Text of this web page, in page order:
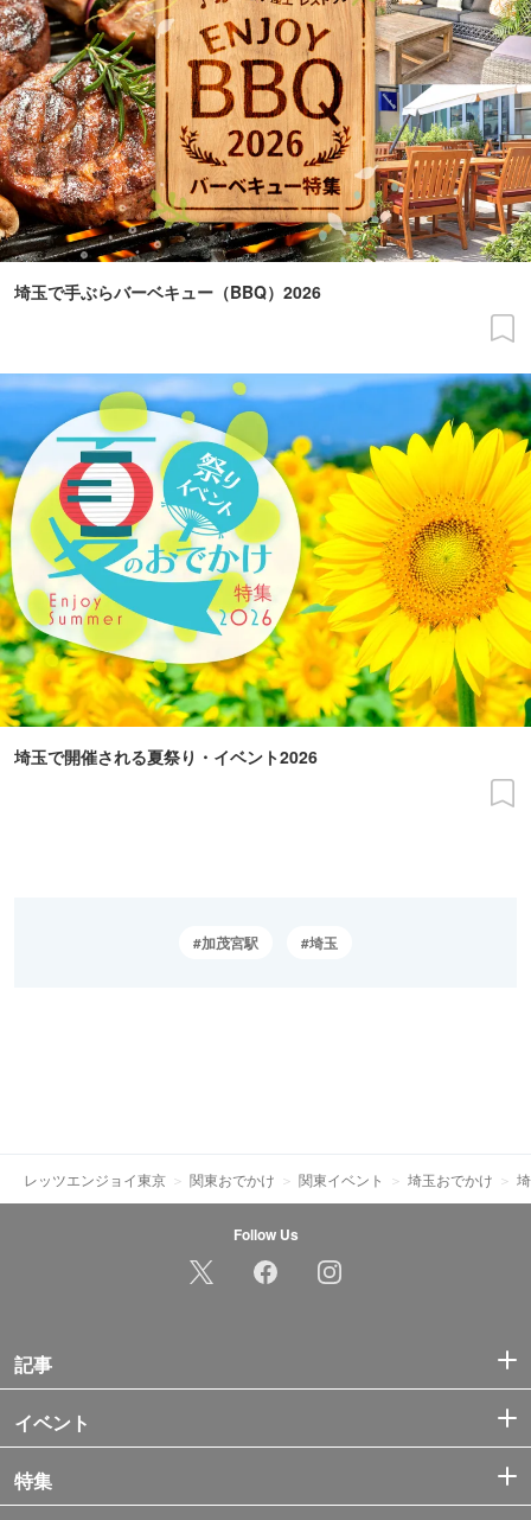
埼玉で手ぶらバーベキュー（BBQ）2026
埼玉で開催される夏祭り・イベント2026
加茂宮駅 埼玉
レッツエンジョイ東京 関東おでかけ 関東イベント 埼玉おでかけ
Follow Us
記事
イベント
特集